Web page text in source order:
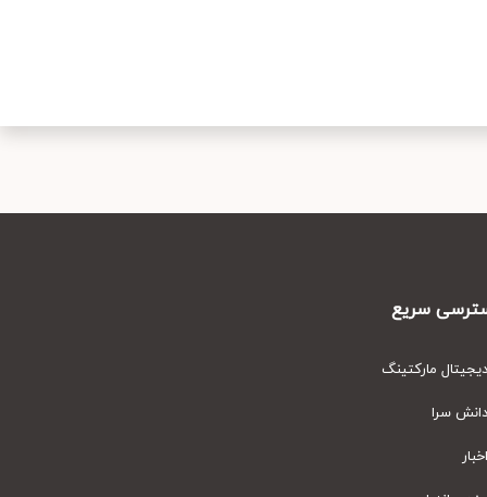
سریع
مارکتینگ
سرا